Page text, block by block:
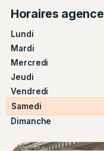
Horaires agence
Lundi
Mardi
Mercredi
Jeudi
Vendredi
Samedi
Dimanche